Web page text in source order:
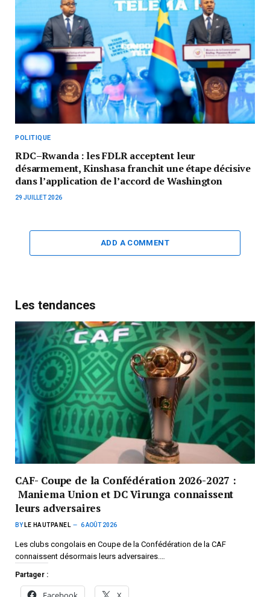
POLITIQUE
RDC–Rwanda : les FDLR acceptent leur
désarmement, Kinshasa franchit une étape décisive
dans l’application de l’accord de Washington
29 JUILLET 2026
ADD A COMMENT
Les tendances
CAF- Coupe de la Confédération 2026-2027 :
Maniema Union et DC Virunga connaissent
leurs adversaires
BY LE HAUTPANEL 6 AOÛT 2026
Les clubs congolais en Coupe de la Confédération de la CAF
connaissent désormais leurs adversaires.…
Partager :